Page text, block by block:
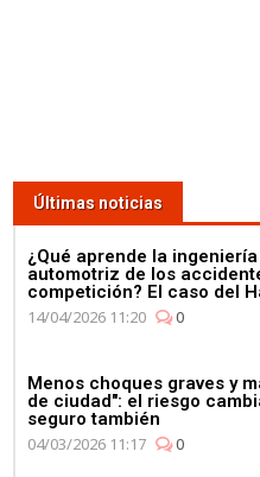
Últimas noticias
¿Qué aprende la ingeniería
automotriz de los
competición? El caso del
14/04/2026 11:20
0
Menos choques graves y
de ciudad": el riesgo
seguro también
04/03/2026 11:17
0